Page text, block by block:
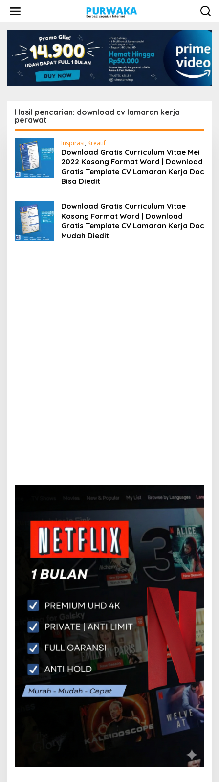
Hasil pencarian: download cv lamaran kerja
perawat
Inspirasi, Kreatif
Download Gratis Curriculum Vitae Mei
2022 Kosong Format Word | Download
Gratis Template CV Lamaran Kerja Doc
Bisa Diedit
Download Gratis Curriculum Vitae
Kosong Format Word | Download
Gratis Template CV Lamaran Kerja Doc
Mudah Diedit